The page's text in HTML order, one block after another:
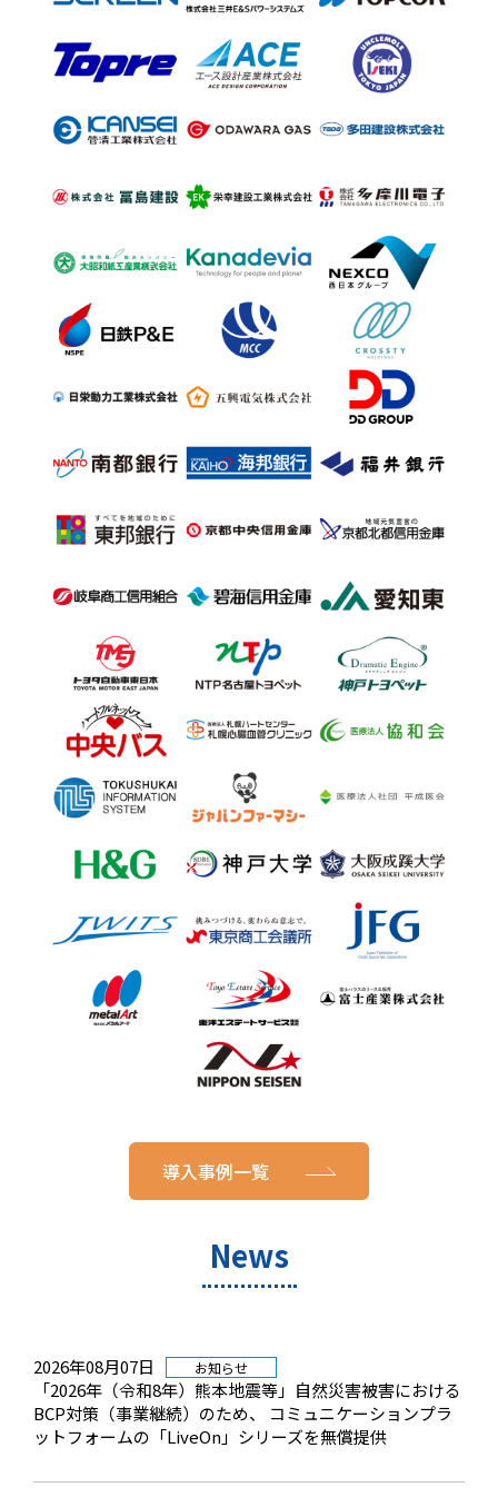
導入事例一覧
News
2026年08月07日 お知らせ
「2026年（令和8年）熊本地震等」自然災害被害における
BCP対策（事業継続）のため、 コミュニケーションプラ
ットフォームの「LiveOn」シリーズを無償提供